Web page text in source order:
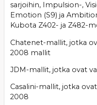
sarjoihin, Impulsion-,
Emotion (S9) ja
Kubota Z402- ja Z482-
Chatenet-mallit, jotka
2008 mallit
JDM-mallit, jotka ovat
Casalini-mallit, jotka
2008